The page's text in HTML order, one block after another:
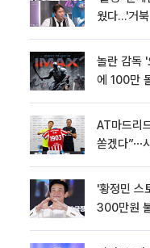
웠다…'거
놀란 감독
에 100만
AT마드리
쏟겠다”⋯
'황정민 스
300만원